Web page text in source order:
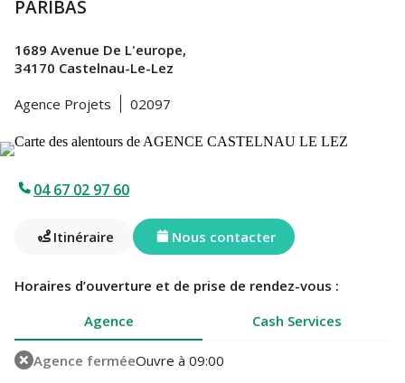
PARIBAS
1689 Avenue De L'europe,
34170 Castelnau-Le-Lez
Agence Projets
02097
04 67 02 97 60
Itinéraire Nous contacter
Horaires d’ouverture et de prise de rendez-vous :
Agence
Cash Services
Agence ferméeOuvre à 09:00